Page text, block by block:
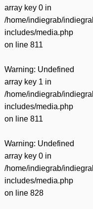
array key 0 in
/home/indiegrab/
includes/media.php
on line 811
Warning: Undefined
array key 1 in
/home/indiegrab/
includes/media.php
on line 811
Warning: Undefined
array key 0 in
/home/indiegrab/
includes/media.php
on line 828